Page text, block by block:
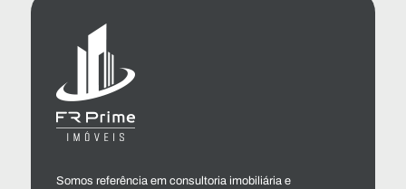
Somos referência em consultoria imobiliária e